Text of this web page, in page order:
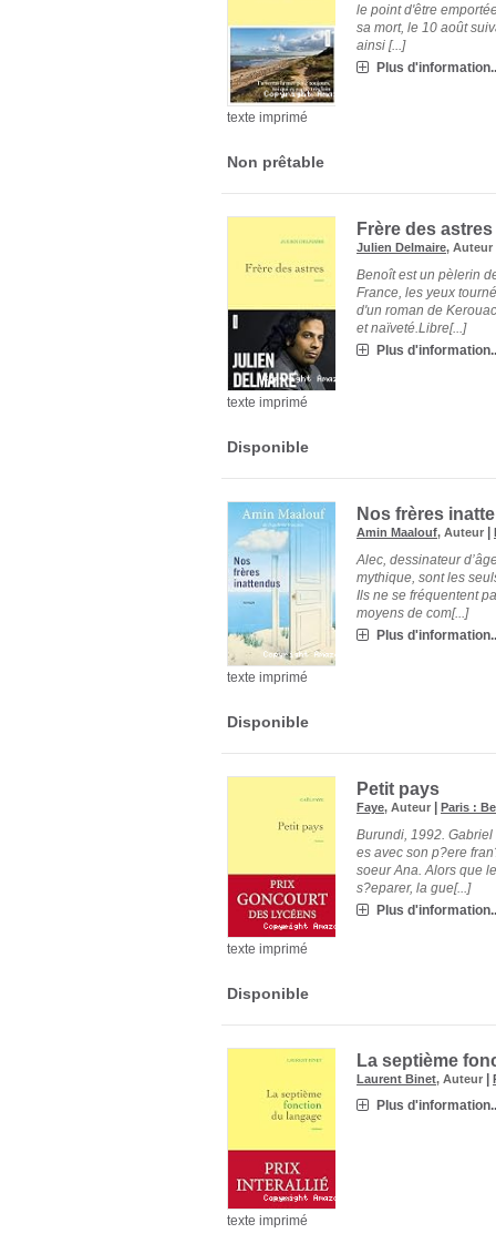
texte imprimé
le point d'être
sa mort, le 10 août
ainsi [...]
Plus
Non prêtable
texte imprimé
Frère des
Julien Delmaire, Auteur
Benoît est un pèlerin
France, les yeux
d'un roman de
et naïveté.Libre[...]
Plus
Disponible
texte imprimé
Nos frères
Amin Maalouf, Auteur |
Alec, dessinateur
mythique, sont les
Ils ne se fréquentent
moyens de com[...]
Plus
Disponible
texte imprimé
Petit pays
Faye, Auteur |Paris :
Burundi, 1992.
es avec son p?ere
soeur Ana. Alors que
s?eparer, la gue[...]
Plus
Disponible
texte imprimé
La septième
Laurent Binet, Auteur |
Plus